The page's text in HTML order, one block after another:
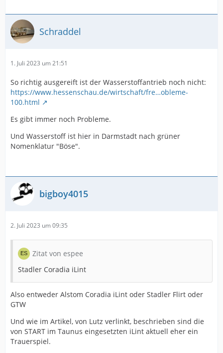
Schraddel
1. Juli 2023 um 21:51
So richtig ausgereift ist der Wasserstoffantrieb noch nicht:
https://www.hessenschau.de/wirtschaft/fre…obleme-
100.html
Es gibt immer noch Probleme.
Und Wasserstoff ist hier in Darmstadt nach grüner
Nomenklatur "Böse".
bigboy4015
2. Juli 2023 um 09:35
Zitat von espee
Stadler Coradia iLint
Also entweder Alstom Coradia iLint oder Stadler Flirt oder
GTW
Und wie im Artikel, von Lutz verlinkt, beschrieben sind die
von START im Taunus eingesetzten iLint aktuell eher ein
Trauerspiel.